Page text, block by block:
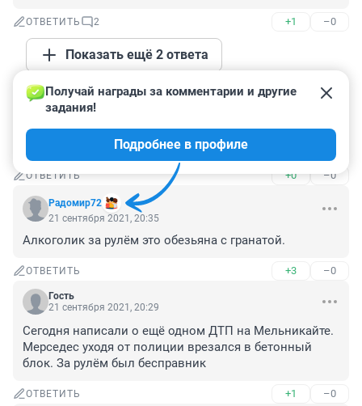
ОТВЕТИТЬ 2 +1 –0
Показать ещё 2 ответа
Гость
22 сентября 2021, 14:22
ЧТО ДЕВУШКА С ТРИМЯ ДЕТМИ это как дети от
святого духа что ли
ОТВЕТИТЬ +0 –0
Радомир72
Получай награды за комментарии и другие
задания!
Подробнее в профиле
21 сентября 2021, 20:35
Алкоголик за рулём это обезьяна с гранатой.
ОТВЕТИТЬ +3 –0
Гость
21 сентября 2021, 20:29
Сегодня написали о ещё одном ДТП на Мельникайте.
Мерседес уходя от полиции врезался в бетонный
блок. За рулём был бесправник
ОТВЕТИТЬ +1 –0